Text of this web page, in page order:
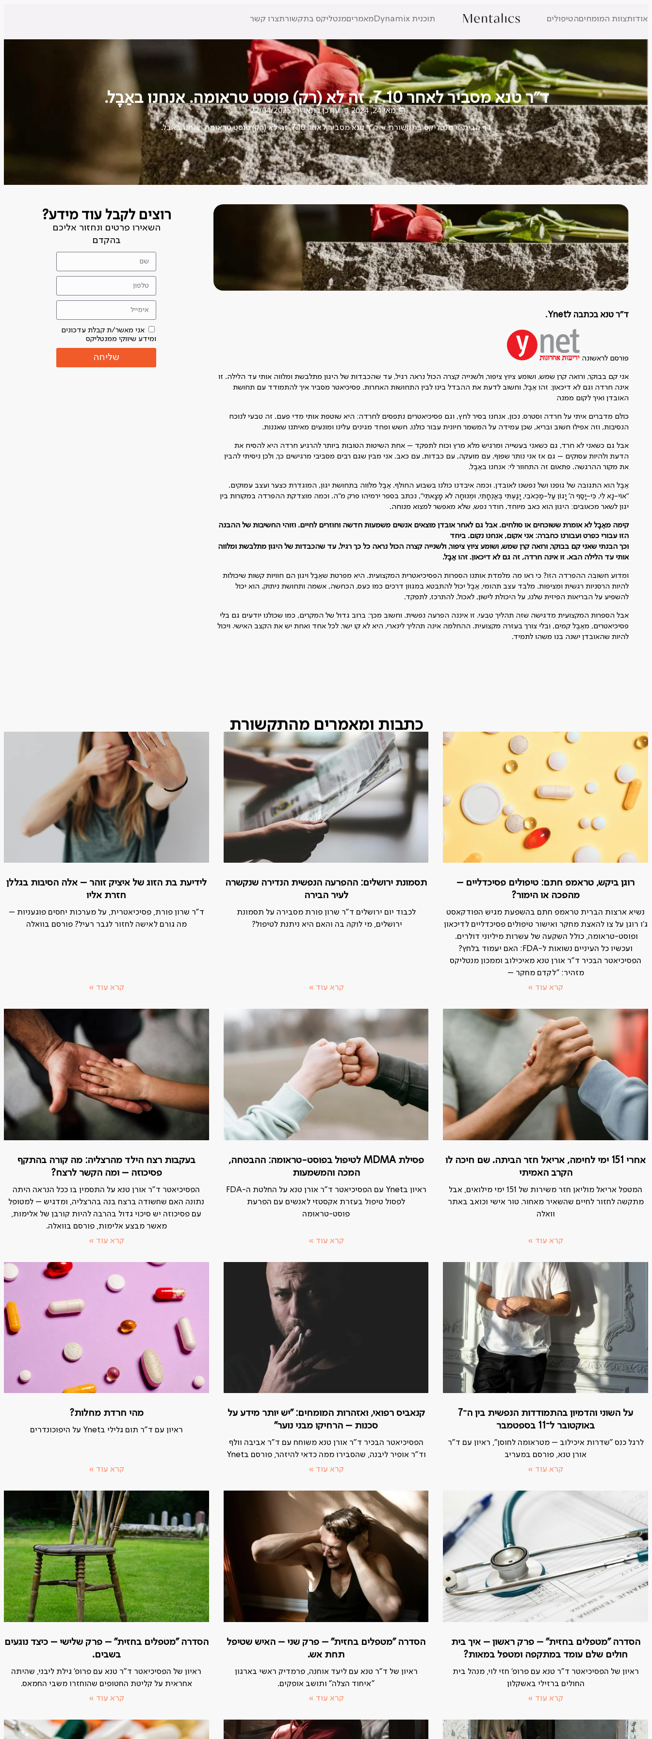
אודותצוות המומחיםהטיפולים תוכנית Dynamix מאמריםמנטליקס בתקשורתצרו קשר
ד"ר טנא מסביר לאחר 7.10. זה לא (רק) פוסט טראומה. אנחנו באֵבֶל.
מאי 24, 2024 עודכן בתאריך: 22/04/2025
דף הבית»מנטליקס בתקשורת»ד"ר טנא מסביר לאחר 7.10. זה לא (רק) פוסט טראומה. אנחנו באֵבֶל.
רוצים לקבל עוד מידע?
השאירו פרטים ונחזור אליכם
בהקדם
אני מאשר/ת קבלת עדכונים
ומידע שיווקי ממנטליקס
שליחה
ד"ר טנא בכתבה לYnet.
פורסם לראשונה
אני קם בבוקר, ורואה קרן שמש, ושומע ציוץ ציפור, ולשנייה קצרה הכול נראה רגיל, עד שהכבדות של היגון מתלבשת ומלווה אותי עד הלילה. זו
אינה חרדה וגם לא דיכאון: זהו אֵבֶל, וחשוב לדעת את ההבדל בינו לבין התחושות האחרות. פסיכיאטר מסביר איך להתמודד עם תחושת
האובדן ואיך לקום ממנה
כולם מדברים איתי על חרדה וסטרס. נכון, אנחנו בסיר לחץ, וגם פסיכיאטרים נתפסים לחרדה: היא שוטפת אותי מדי פעם. זה טבעי לנוכח
הנסיבות, וזה אפילו חשוב ובריא, שכן עמידה על המשמר חיונית עבור כולנו. חשש ופחד מגינים עלינו ומונעים מאיתנו שאננות.
אבל גם כשאני לא חרד, גם כשאני בעשייה ומרגיש מלא מרץ וכוח לתפקד – אחת השיטות הטובות ביותר להרגיע חרדה היא להסיח את
הדעת ולהיות עסוקים – גם אז אני נותר שפוף, עם מועקה, עם כבדות, עם כאב. אני מבין שגם רבים מסביבי מרגישים כך, ולכן ניסיתי להבין
את מקור ההרגשה. פתאום זה התחוור לי: אנחנו באֵבֶל.
אֵבֶל הוא התגובה של גופנו ושל נפשנו לאובדן. וכמה איבדנו כולנו בשבוע החולף. אֵבֶל מלווה בתחושת יגון, המוגדרת כצער ועצב עמוקים.
"אוֹי-נָא לִי, כִּי-יָסַף ה' יָגוֹן עַל-מַכְאֹבִי, יָגַעְתִּי בְּאַנְחָתִי, וּמְנוּחָה לֹא מָצָאתִי", נכתב בספר ירמיהו פרק מ"ה. וכמה מוצדקת ההפרדה במקורות בין
יגון לשאר מכאובים: היגון הוא כאב מיוחד, חודר נפש, שלא מאפשר למצוא מנוחה.
קימה מאֵבֶל לא אומרת ששוכחים או סולחים. אבל גם לאחר אובדן מוצאים אנשים משמעות חדשה וחוזרים לחיים. וזוהי החשיבות של ההבנה
הזו עבורי כפרט ועבורנו כחברה: אני אקום, אנחנו נקום. ביחד
וכך הבנתי שאני קם בבוקר, ורואה קרן שמש, ושומע ציוץ ציפור, ולשנייה קצרה הכול נראה כל כך רגיל, עד שהכבדות של היגון מתלבשת ומלווה
אותי עד הלילה הבא. זו אינה חרדה, זה גם לא דיכאון. זהו אֵבֶל.
ומדוע חשובה ההפרדה הזו? כי ראו מה מלמדת אותנו הספרות הפסיכיאטרית המקצועית. היא מפרטת שאֵבֶל ויגון הם חוויות קשות שיכולות
להיות הרסניות רגשית ומציפות. מלבד עצב תהומי, אֵבֶל יכול להתבטא במגוון דרכים כמו כעס, הכחשה, אשמה ותחושת ניתוק. הוא יכול
להשפיע על הבריאות הפיזית שלנו, על היכולת לישון, לאכול, להתרכז, לתפקד.
אבל הספרות המקצועית מדגישה שזה תהליך טבעי. זו איננה הפרעה נפשית. וחשוב מכך: ברוב גדול של המקרים, כמו שכולנו יודעים גם בלי
פסיכיאטרים, מאֵבֶל קמים, ובלי צורך בעזרה מקצועית. ההחלמה אינה תהליך לינארי, היא לא קו ישר. לכל אחד ואחת יש את הקצב האישי. ויכול
להיות שהאובדן ישנה בנו משהו לתמיד.
כתבות ומאמרים מהתקשורת
רוגן ביקש, טראמפ חתם: טיפולים פסיכדליים –
מהפכה או הימור?
נשיא ארצות הברית טראמפ חתם בהשפעת מגיש הפודקאסט
ג'ו רוגן על צו להאצת מחקר ואישור טיפולים פסיכדליים לדיכאון
ופוסט-טראומה, כולל השקעה של עשרות מיליוני דולרים.
ועכשיו כל העיניים נשואות ל-FDA: האם יעמוד בלחץ?
הפסיכיאטר הבכיר ד"ר אורן טנא מאיכילוב וממכון מנטליקס
מזהיר: "לקדם מחקר –
קרא עוד »
תסמונת ירושלים: ההפרעה הנפשית הנדירה שנקשרה
לעיר הבירה
לכבוד יום ירושלים ד"ר שרון פורת מסבירה על תסמונת
ירושלים, מי לוקה בה והאם היא ניתנת לטיפול?
קרא עוד »
לידיעת בת הזוג של איציק זוהר – אלה הסיבות בגללן
חזרת אליו
ד"ר שרון פורת, פסיכיאטרית, על מערכות יחסים פוגעניות –
מה גורם לאישה לחזור לגבר רעיל? פורסם בוואלה
קרא עוד »
אחרי 151 ימי לחימה, אריאל חזר הביתה. שם חיכה לו
הקרב האמיתי
המטפל אריאל מוליאן חזר משירות של 151 ימי מילואים, אבל
מתקשה לחזור לחיים שהשאיר מאחור. טור אישי וכואב באתר
וואלה
קרא עוד »
פסילת MDMA לטיפול בפוסט-טראומה: ההבטחה,
המכה והמשמעות
ראיון בYnet עם הפסיכיאטר ד"ר אורן טנא על החלטת ה-FDA
לפסול טיפול בעזרת אקסטזי לאנשים עם הפרעת
פוסט-טראומה
קרא עוד »
בעקבות רצח הילד מהרצליה: מה קורה בהתקף
פסיכוזה – ומה הקשר לרצח?
הפסיכיאטר ד"ר אורן טנא על התסמין בו ככל הנראה היתה
נתונה האם שחשודה ברצח בנה בהרצליה, ומדגיש – למטופל
עם פסיכוזה יש סיכוי גדול בהרבה להיות קורבן של אלימות,
מאשר מבצע אלימות, פורסם בוואלה.
קרא עוד »
על השוני והדמיון בהתמודדות הנפשית בין ה־7
באוקטובר ל־11 בספטמבר
לרגל כנס "שדרות איכילוב – מטראומה לחוסן", ראיון עם ד"ר
אורן טנא, פורסם במעריב
קרא עוד »
קנאביס רפואי, ואזהרות המומחים: "יש יותר מידע על
סכנות – הרחיקו מבני נוער"
הפסיכיאטר הבכיר ד"ר אורן טנא משוחח עם ד"ר אביבה וולף
וד"ר אופיר ליבנה, שהסבירו ממה כדאי להיזהר, פורסם בYnet
קרא עוד »
מהי חרדת מחלות?
ראיון עם ד"ר תום גלילי בYnet על היפוכונדרים
קרא עוד »
הסדרה "מטפלים בחזית" – פרק ראשון – איך בית
חולים שלם עומד במתקפה ומטפל במאות?
ראיון של הפסיכיאטר ד"ר טנא עם פרופ' חזי לוי, מנהל בית
החולים ברזילי באשקלון
קרא עוד »
הסדרה "מטפלים בחזית" – פרק שני – האיש שטיפל
תחת אש.
ראיון של ד"ר טנא עם ליעד אוחנה, פרמדיק ראשי בארגון
"איחוד הצלה" ותושב אופקים.
קרא עוד »
הסדרה "מטפלים בחזית" – פרק שלישי – כיצד נוגעים
בשבים.
ראיון של הפסיכיאטר ד"ר טנא עם פרופ' גילת ליבני, שהיתה
אחראית על קליטת החטופים שהוחזרו משבי החמאס.
קרא עוד »